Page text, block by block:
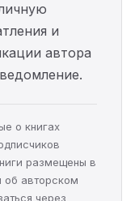
и
автора
о книгах
размещены в
об авторском
через